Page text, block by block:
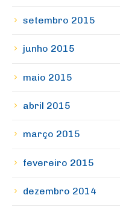
setembro 2015
junho 2015
maio 2015
abril 2015
março 2015
fevereiro 2015
dezembro 2014